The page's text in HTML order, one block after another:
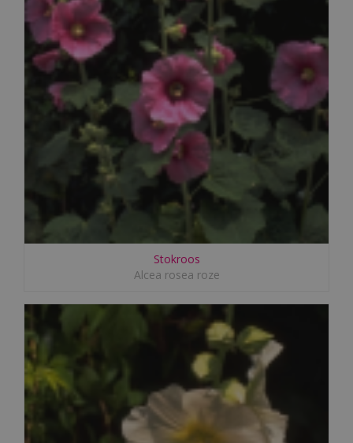
Stokroos
Alcea rosea roze